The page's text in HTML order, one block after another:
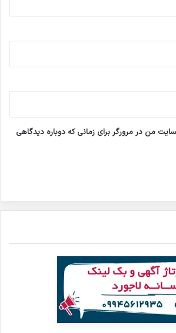
من در مرورگر برای زمانی که دوباره دیدگاهی